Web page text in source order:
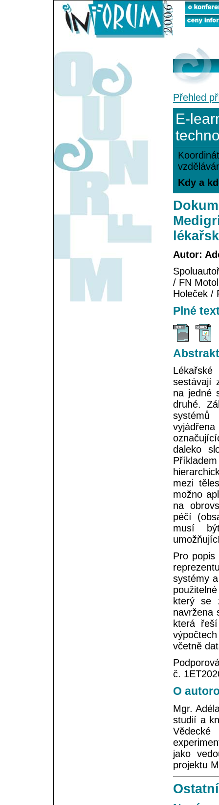
Přehled
E-
Kdy a
Autor:
/ FN
Holeček /
Plné
Abstrakt
sestávají
na jedné
druhé.
daleko
mezi
možno
na
péčí
musí
Pro
systémy
který se
navržena
která
včetně
č.
O
Mgr.
studií a
jako
projektu